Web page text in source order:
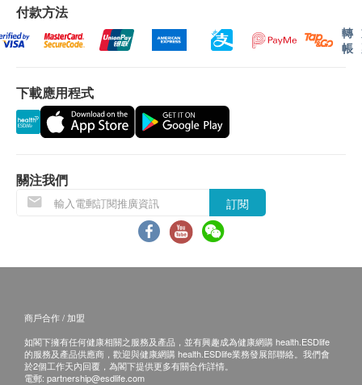
港）有限公司
必須以到付方式支付再送貨之費用。
如5個工作天後
法馳歐（香港）有限公司
仍未
及特別地區附加費用後，安排餘額退款。
所有訂單須視乎相關貨品的供應情況再作最後確
認。倘若法馳歐（香港）有限公司
有限公司
下。
產品保養只適用於香港。
法馳歐（香港）有限公司不負責任何由於產品損壞
而招致直接或間接之損失。
付款方法
轉
帳
下載應用程式
關注我們
訂閱
商戶合作 / 加盟
如閣下擁有任何健康相關之服務及產品，並有興趣成為健康網購 health.ESDlife
的服務及產品供應商，歡迎與健康網購 health.ESDlife業務發展部聯絡。我們會
於2個工作天內回覆，為閣下提供更多有關合作詳情。
電郵: partnership@esdlife.com